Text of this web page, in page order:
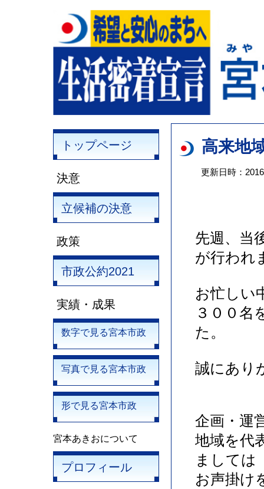
トップページ
決意
立候補の決意
政策
市政公約2021
実績・成果
数字で見る宮本市政
写真で見る宮本市政
形で見る宮本市政
宮本あきおについて
プロフィール
高来地
更新日時：
先週、当
が行われ
お忙しい
３００名
た。
誠にあり
企画・運
地域を代
ましては
お声掛け